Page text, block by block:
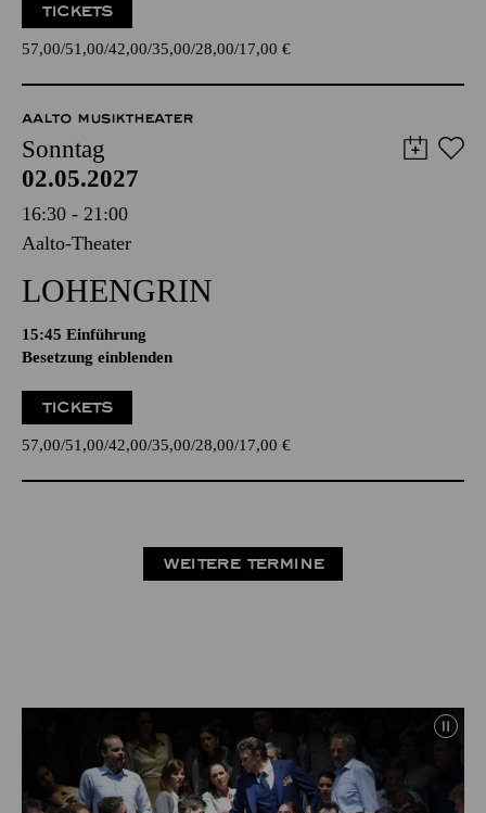
TICKETS
57,00 51,00 42,00 35,00 28,00 17,00 €
AALTO MUSIKTHEATER
Sonntag
02.05.2027
16:30 - 21:00
Aalto-Theater
LOHENGRIN
15:45 Einführung
Besetzung einblenden
TICKETS
57,00 51,00 42,00 35,00 28,00 17,00 €
WEITERE TERMINE